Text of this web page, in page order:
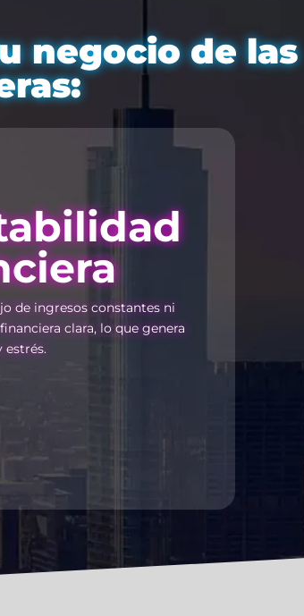
negocio de las
de ingresos constantes ni
clara, lo que genera